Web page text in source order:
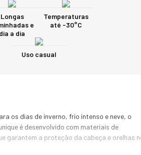
Longas
e
dia a dia
Temperaturas
até -30°C
Uso casual
os dias de inverno, frio intenso e neve, o
é desenvolvido com materiais de
garantem a proteção da cabeça e orelhas